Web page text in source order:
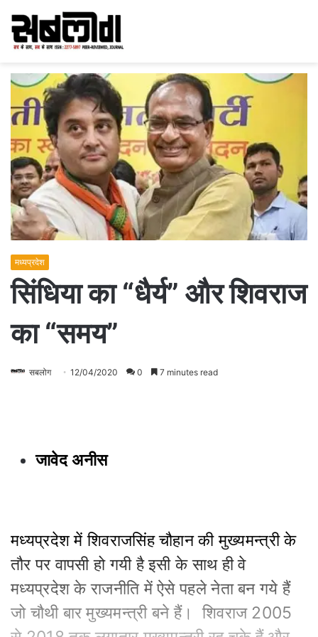
मध्यप्रदेश
सिंधिया का “धैर्य” और शिवराज
का “समय”
सबलोग 12/04/2020 0 7 minutes read
जावेद अनीस
मध्यप्रदेश में शिवराजसिंह चौहान की मुख्यमन्त्री के
तौर पर वापसी हो गयी है इसी के साथ ही वे
मध्यप्रदेश के राजनीति में ऐसे पहले नेता बन गये हैं
जो चौथी बार मुख्यमन्त्री बने हैं। शिवराज 2005